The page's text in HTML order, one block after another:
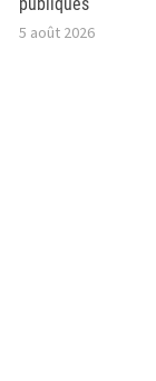
5 août 2026